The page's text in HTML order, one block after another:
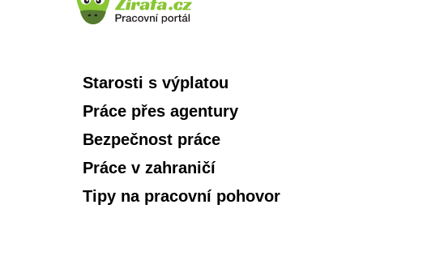
Starosti s výplatou
Práce přes agentury
Bezpečnost práce
Práce v zahraničí
Tipy na pracovní pohovor